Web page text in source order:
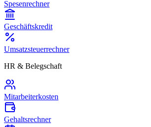
Spesenrechner
Geschäftskredit
Umsatzsteuerrechner
HR & Belegschaft
Mitarbeiterkosten
Gehaltsrechner